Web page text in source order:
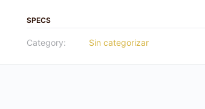
SPECS
Category: Sin categorizar